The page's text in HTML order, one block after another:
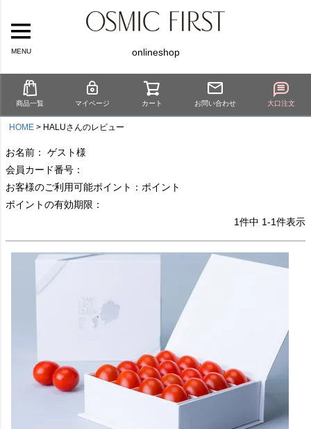
MENU onlineshop
商品一覧 マイページ カート お問い合わせ 大口注文
HOME HALUさんのレビュー
お名前： ゲスト様
会員カード番号：
お客様のご利用可能ポイント：ポイント
ポイントの有効期限：
1件中 1-1件表示